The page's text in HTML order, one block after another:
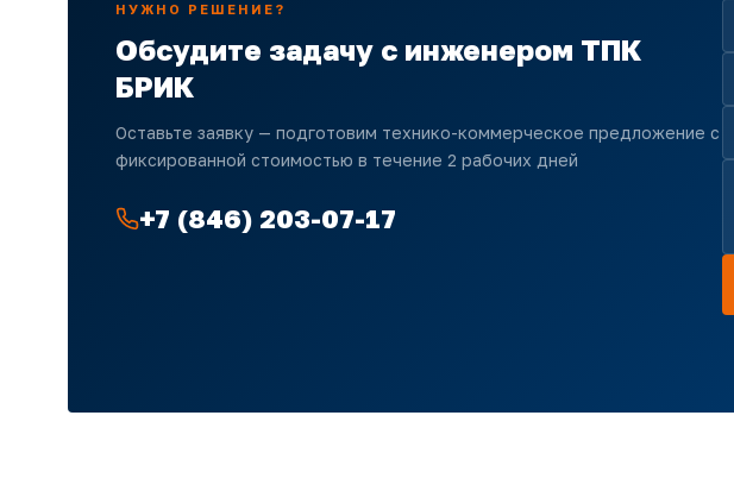
НУЖНО РЕШЕНИЕ?
Обсудите задачу с инженером ТПК
БРИК
Оставьте заявку — подготовим технико-коммерческое предложение с
фиксированной стоимостью в течение 2 рабочих дней
+7 (846) 203-07-17